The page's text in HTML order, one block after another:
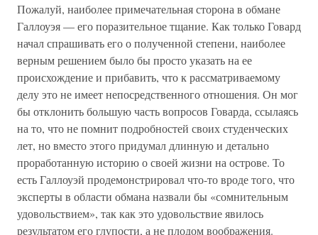
Пожалуй, наиболее примечательная сторона в обмане
Галлоуэя — его поразительное тщание. Как только Говард
начал спрашивать его о полученной степени, наиболее
верным решением было бы просто указать на ее
происхождение и прибавить, что к рассматриваемому
делу это не имеет непосредственного отношения. Он мог
бы отклонить большую часть вопросов Говарда, ссылаясь
на то, что не помнит подробностей своих студенческих
лет, но вместо этого придумал длинную и детально
проработанную историю о своей жизни на острове. То
есть Галлоуэй продемонстрировал что-то вроде того, что
эксперты в области обмана назвали бы «сомнительным
удовольствием», так как это удовольствие явилось
результатом его глупости, а не плодом воображения.